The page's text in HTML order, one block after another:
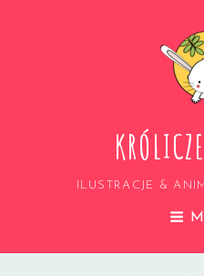
ILUSTRACJE &